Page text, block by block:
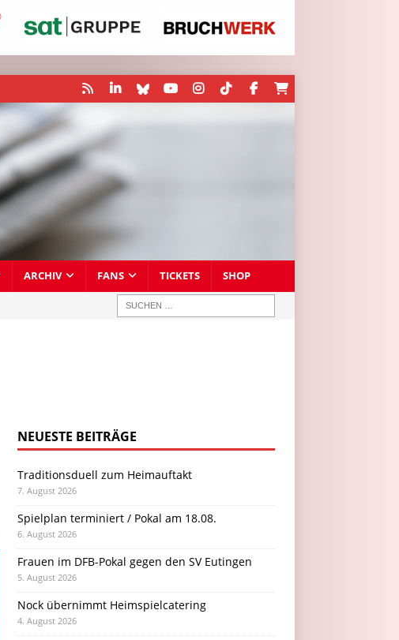
ARCHIV FANS TICKETS SHOP
NEUESTE BEITRÄGE
Traditionsduell zum Heimauftakt
7. August 2026
Spielplan terminiert / Pokal am 18.08.
6. August 2026
Frauen im DFB-Pokal gegen den SV Eutingen
5. August 2026
Nock übernimmt Heimspielcatering
4. August 2026